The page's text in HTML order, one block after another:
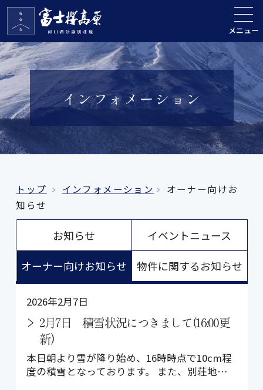
メニュー
インフォメーション
トップ インフォメーション
オーナー向けお
知らせ
お知らせ イベントニュース
オーナー向けお知らせ 物件に関するお知らせ
2026年2月7日
2月7日 積雪状況につきまして(16:00更
新)
本日朝より雪が降り始め、16時時点で10cm程
度の積雪となっております。 また、別荘地内